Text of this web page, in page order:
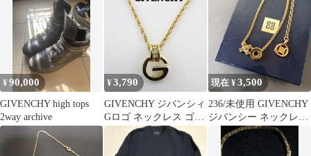
スキニー
ィーク
¥90,000
GIVENCHY high tops
2way archive
¥3,790
GIVENCHY ジバンシィ
Gロゴ ネックレス ゴー
ルドカラー
現在 ¥3,500
236/未使用 GIVENCHY
ジバンシー ネックレス
ゴールド ペンダント